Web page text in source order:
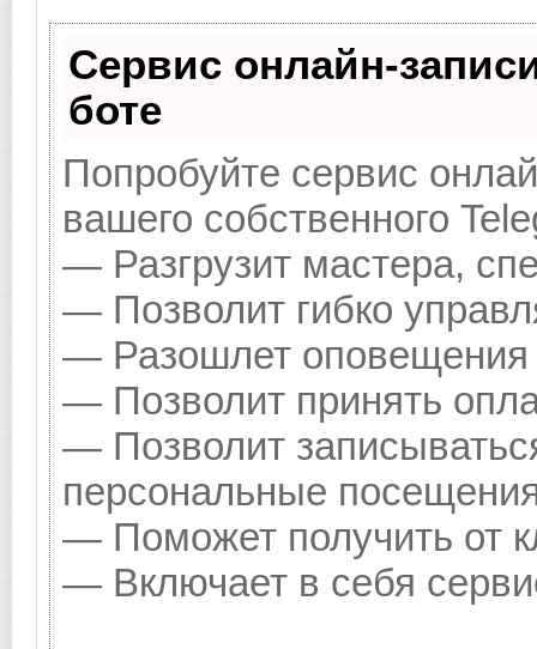
Сервис онлайн-
боте
Попробуйте сервис
вашего собственного
— Разгрузит мастера,
— Позволит гибко
— Разошлет оповещения
— Позволит принять
— Позволит
персональные
— Поможет получить от
— Включает в себя